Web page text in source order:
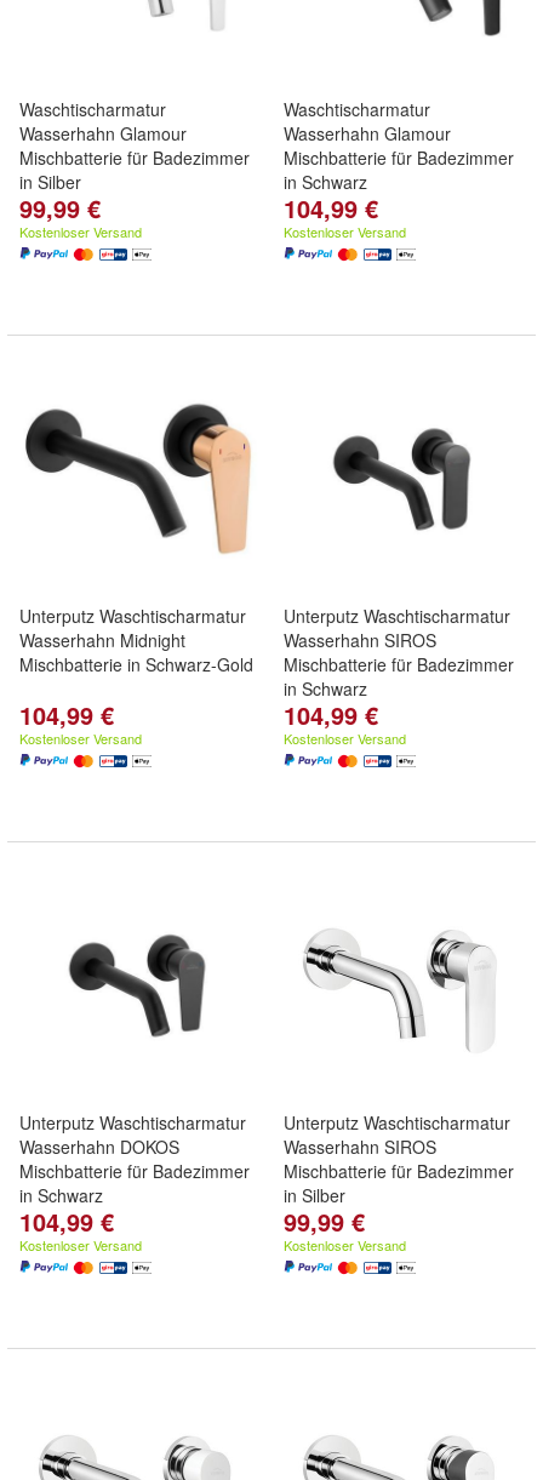
Waschtischarmatur
Wasserhahn Glamour
Mischbatterie für Badezimmer
in Silber
99,99 €
Kostenloser Versand
Waschtischarmatur
Wasserhahn Glamour
Mischbatterie für Badezimmer
in Schwarz
104,99 €
Kostenloser Versand
Unterputz Waschtischarmatur
Wasserhahn Midnight
Mischbatterie in Schwarz-Gold
104,99 €
Kostenloser Versand
Unterputz Waschtischarmatur
Wasserhahn SIROS
Mischbatterie für Badezimmer
in Schwarz
104,99 €
Kostenloser Versand
Unterputz Waschtischarmatur
Wasserhahn DOKOS
Mischbatterie für Badezimmer
in Schwarz
104,99 €
Kostenloser Versand
Unterputz Waschtischarmatur
Wasserhahn SIROS
Mischbatterie für Badezimmer
in Silber
99,99 €
Kostenloser Versand